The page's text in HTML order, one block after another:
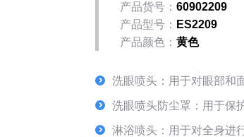
产品货号： 60902209
产品型号： ES2209
产品颜色： 黄色
洗眼喷头：用于对眼部和
洗眼喷头防尘罩：用于保
淋浴喷头：用于对全身进